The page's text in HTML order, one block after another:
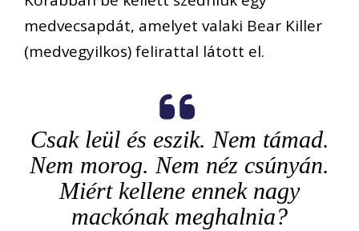
medvecsapdát, amelyet valaki Bear Killer
(medvegyilkos) felirattal látott el.
Csak leül és eszik. Nem támad.
Nem morog. Nem néz csúnyán.
Miért kellene ennek nagy
mackónak meghalnia?